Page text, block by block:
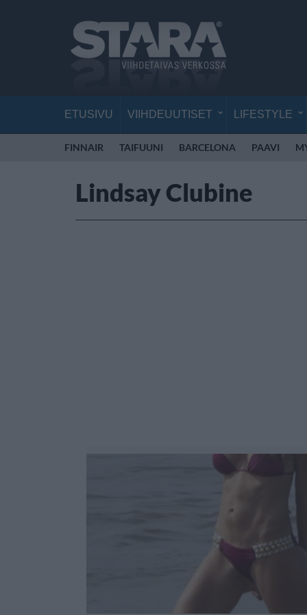
ETUSIVU VIIHDEUUTISET LIFESTYLE
FINNAIR TAIFUUNI BARCELONA PAAVI
Lindsay Clubine